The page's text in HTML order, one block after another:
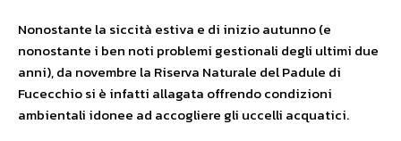
Nonostante la siccità estiva e di inizio autunno (e
nonostante i ben noti problemi gestionali degli ultimi due
anni), da novembre la Riserva Naturale del Padule di
Fucecchio si è infatti allagata offrendo condizioni
ambientali idonee ad accogliere gli uccelli acquatici.